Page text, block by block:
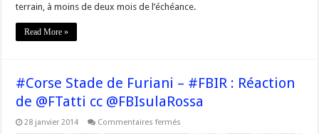
terrain, à moins de deux mois de l’échéance.
Read More »
#Corse Stade de Furiani – #FBIR : Réaction
de @FTatti cc @FBIsulaRossa
28 janvier 2014 Commentaires fermés